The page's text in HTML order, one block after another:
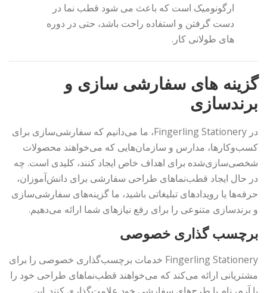
ارگونومیک است که باعث می شود قطب نما در
دست گرفتن و استفاده راحت باشد، حتی در دوره
های طولانی کار.
گزینه های سفارشی سازی و
برندسازی
در Fingerling Stationery، ما می‌دانیم که سفارشی‌سازی برای
کسب‌وکارها، مدارس و سازمان‌هایی که می‌خواهند محصولات
شخصی‌سازی‌شده برای اهداف خاص ایجاد کنند، کلیدی است. چه
در حال ایجاد قطب‌نماهای طراحی سفارشی برای دانش‌آموزان،
حرفه‌ها یا رویدادهای تبلیغاتی باشید، ما گزینه‌های سفارشی‌سازی
و برندسازی متنوعی را برای رفع نیازهای شما ارائه می‌دهیم.
برچسب گذاری خصوصی
Fingerling Stationery خدمات برچسب‌گذاری خصوصی را برای
مشتریانی ارائه می‌کند که می‌خواهند قطب‌نماهای طراحی خود را